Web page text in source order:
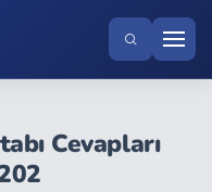
Cevapları